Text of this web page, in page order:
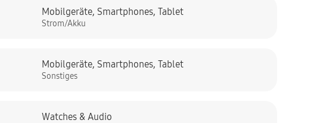
Mobilgeräte,Smartphones,Tablet
Strom/Akku
Mobilgeräte,Smartphones,Tablet
Sonstiges
Watches & Audio